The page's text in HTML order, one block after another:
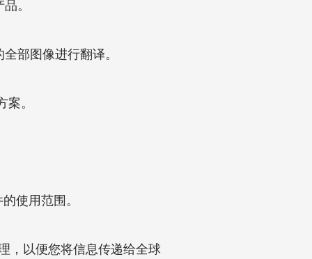
。
部图像进行翻译。
。
使用范围。
，以便您将信息传递给全球